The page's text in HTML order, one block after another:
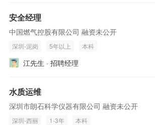
安全经理
中国燃气控股有限公司 融资未公开
深圳-泥岗 5年以上 本科
江先生 · 招聘经理
水质运维
深圳市朗石科学仪器有限公司 融资未公开
深圳-西丽 1-3年 本科